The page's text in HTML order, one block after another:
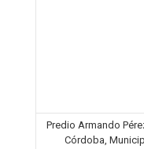
Predio Armando
Córdoba,